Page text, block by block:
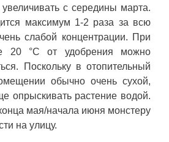
с середины марта.
максимум 1-2 раза за всю
слабой концентрации. При
20 °C от удобрения можно
Поскольку в отопительный
обычно очень сухой,
опрыскивать растение водой.
мая/начала июня монстеру
на улицу.